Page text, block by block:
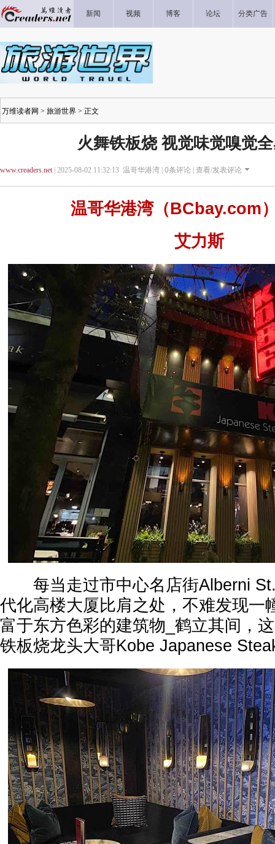
新闻 视频 博客 论坛 分类广告
万维读者网 > 旅游世界 > 正文
火舞铁板烧 视觉味觉嗅觉
www.creaders.net| 2025-08-02 11:32:13 温哥华港湾 | 0条评论 | 查看/发表评论
温哥华港湾（BCbay.com
艾力斯
每当走过市中心名店街Alberni St.
代化高楼大厦比肩之处，不难发现一
富于东方色彩的建筑物_鹤立其间，
铁板烧龙头大哥Kobe Japanese